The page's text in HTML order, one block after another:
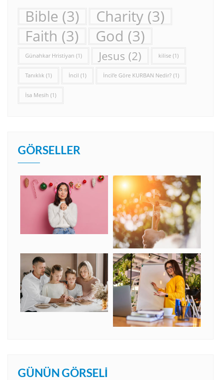
Bible (3) Charity (3)
Faith (3) God (3)
Günahkar Hristiyan (1) Jesus (2) kilise (1)
Tanıklık (1) İncil (1) İncil’e Göre KURBAN Nedir? (1)
İsa Mesih (1)
GÖRSELLER
GÜNÜN GÖRSELI